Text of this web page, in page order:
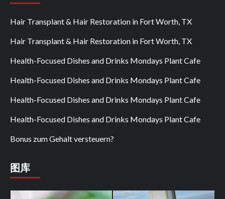
Hair Transplant & Hair Restoration in Fort Worth, TX
Hair Transplant & Hair Restoration in Fort Worth, TX
Health-Focused Dishes and Drinks Mondays Plant Cafe
Health-Focused Dishes and Drinks Mondays Plant Cafe
Health-Focused Dishes and Drinks Mondays Plant Cafe
Health-Focused Dishes and Drinks Mondays Plant Cafe
Bonus zum Gehalt versteuern?
图库